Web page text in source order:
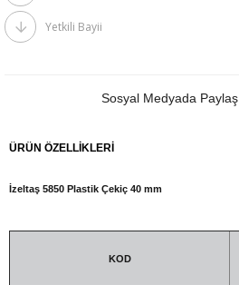
Yetkili Bayii
Sosyal Medyada Paylaş
ÜRÜN ÖZELLIKLERI
İzeltaş 5850 Plastik Çekiç 40 mm
KOD